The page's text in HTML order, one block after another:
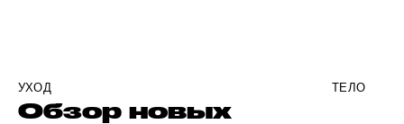
УХОД ТЕЛО
Обзор новых